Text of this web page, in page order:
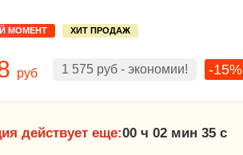
МОМЕНТ ХИТ ПРОДАЖ
руб 1 575 руб - экономии! -15%
действует еще:00 ч 02 мин 34 с